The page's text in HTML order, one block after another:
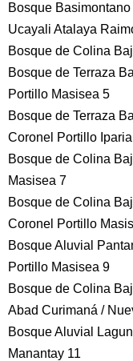
Bosque
Ucayali Atalaya
Bosque de Colina
Bosque de Terraza
Portillo Masisea 5
Bosque de Terraza
Coronel Portillo
Bosque de Colina
Masisea 7
Bosque de Colina
Coronel Portillo
Bosque Aluvial
Portillo Masisea 9
Bosque de Colina
Abad Curimaná /
Bosque Aluvial
Manantay 11